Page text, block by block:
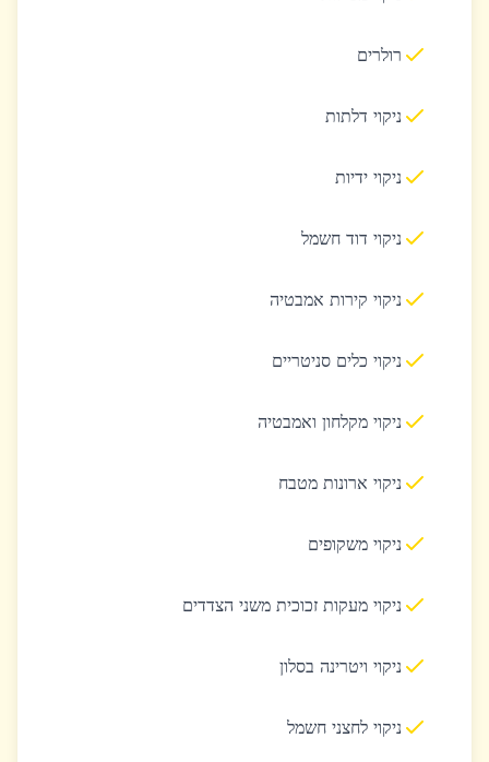
רולרים
ניקוי דלתות
ניקוי ידיות
ניקוי דוד חשמל
ניקוי קירות אמבטיה
ניקוי כלים סניטריים
ניקוי מקלחון ואמבטיה
ניקוי ארונות מטבח
ניקוי משקופים
ניקוי מעקות זכוכית משני הצדדים
ניקוי ויטרינה בסלון
ניקוי לחצני חשמל